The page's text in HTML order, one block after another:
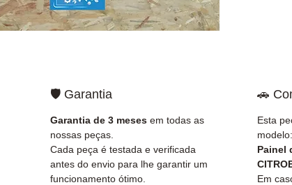
antes
✅
✅
🛡️ Garantia
Garantia de 3 meses em todas as
nossas peças.
Cada peça é testada e verificada
antes do envio para lhe garantir um
funcionamento ótimo.
🚗
Esta
modelo:
Painel
Em